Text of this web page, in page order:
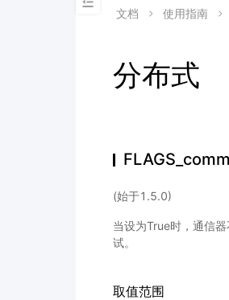
文档 使用指南
分布式
(始于1.5.0)
当设为True时，通信
试。
取值范围